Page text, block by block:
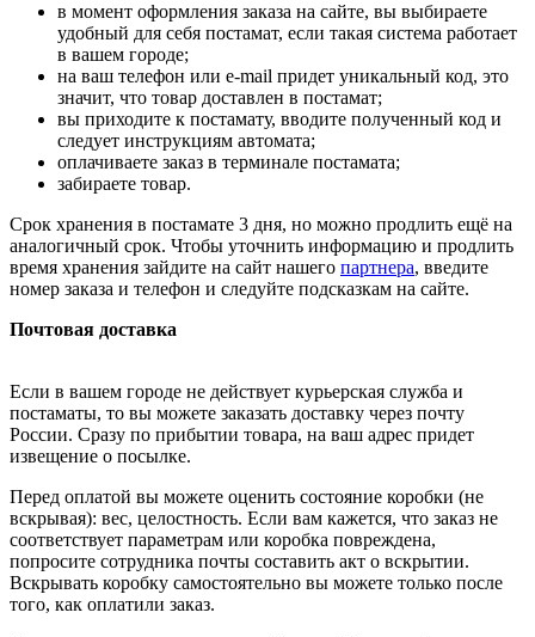
в момент оформления заказа на сайте, вы выбираете
удобный для себя постамат, если такая система работает
в вашем городе;
на ваш телефон или e-mail придет уникальный код, это
значит, что товар доставлен в постамат;
вы приходите к постамату, вводите полученный код и
следует инструкциям автомата;
оплачиваете заказ в терминале постамата;
забираете товар.
Срок хранения в постамате 3 дня, но можно продлить ещё на
аналогичный срок. Чтобы уточнить информацию и продлить
время хранения зайдите на сайт нашего партнера, введите
номер заказа и телефон и следуйте подсказкам на сайте.
Почтовая доставка
Если в вашем городе не действует курьерская служба и
постаматы, то вы можете заказать доставку через почту
России. Сразу по прибытии товара, на ваш адрес придет
извещение о посылке.
Перед оплатой вы можете оценить состояние коробки (не
вскрывая): вес, целостность. Если вам кажется, что заказ не
соответствует параметрам или коробка повреждена,
попросите сотрудника почты составить акт о вскрытии.
Вскрывать коробку самостоятельно вы можете только после
того, как оплатили заказ.